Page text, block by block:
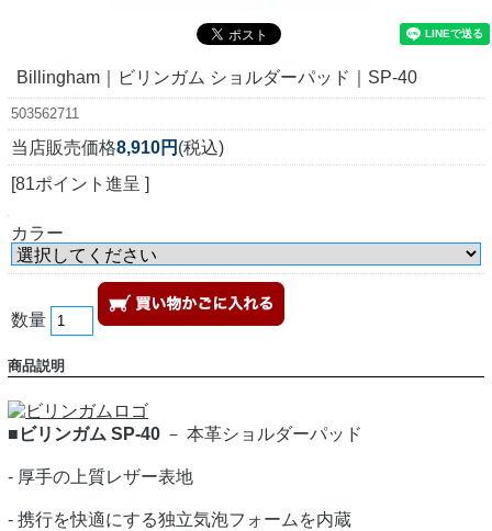
Billingham｜ビリンガム ショルダーパッド｜SP-40
503562711
当店販売価格8,910円 (税込)
[81ポイント進呈 ]
カラー
数量
商品説明
■ビリンガム SP-40 － 本革ショルダーパッド
- 厚手の上質レザー表地
- 携行を快適にする独立気泡フォームを内蔵